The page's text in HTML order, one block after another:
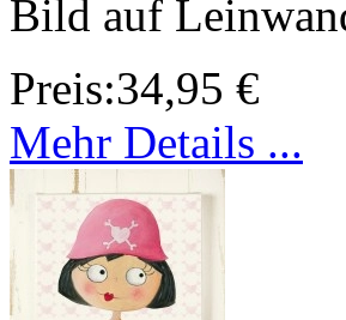
Bild auf
Preis:34,95 €
Mehr Details ...